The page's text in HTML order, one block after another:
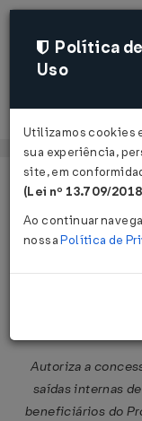
Página Inicial
Autoriza a
saídas internas
beneficiários do
Política
Uso
Utilizamos cookies
sua experiência,
site, em
(Lei nº 13.709/
Ao continuar
nossaPolítica de